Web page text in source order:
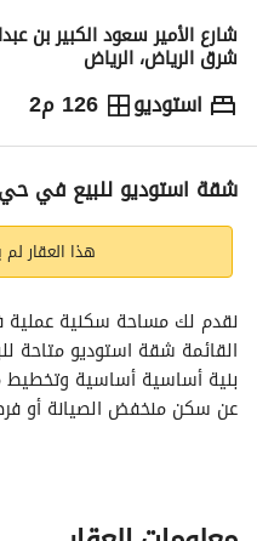
شارع الأمير سعود الكبير بن
شرق الرياض، الرياض
استوديو 126 م2 ⃁
1,200,000
التفاصيل معلومات
شقة استوديو للبيع في
هذا العقار
عن سكن منخفض الصيانة أو
- غرف النوم: 0 (يُعامل كاستوديو وفق التوجيهات)